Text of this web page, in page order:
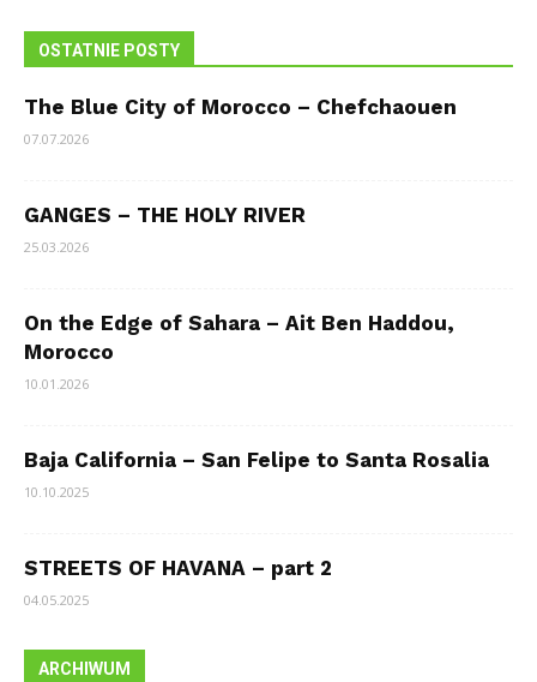
OSTATNIE POSTY
The Blue City of Morocco – Chefchaouen
07.07.2026
GANGES – THE HOLY RIVER
25.03.2026
On the Edge of Sahara – Ait Ben Haddou,
Morocco
10.01.2026
Baja California – San Felipe to Santa Rosalia
10.10.2025
STREETS OF HAVANA – part 2
04.05.2025
ARCHIWUM